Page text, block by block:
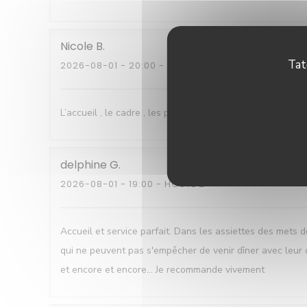
Nicole B
2026-08-01 - 20:00 - HOSTÉ 5
L’accueil , le cadre , les plats sont délicats et succulents
delphine G
2026-08-01 - 19:00 - HOSTÉ 2
Accueil et service parfait. Dans les assiettes des mets
qui ne peuvent pas s'empêcher de venir dîner avec
et encore et encore... Je recommande vivement